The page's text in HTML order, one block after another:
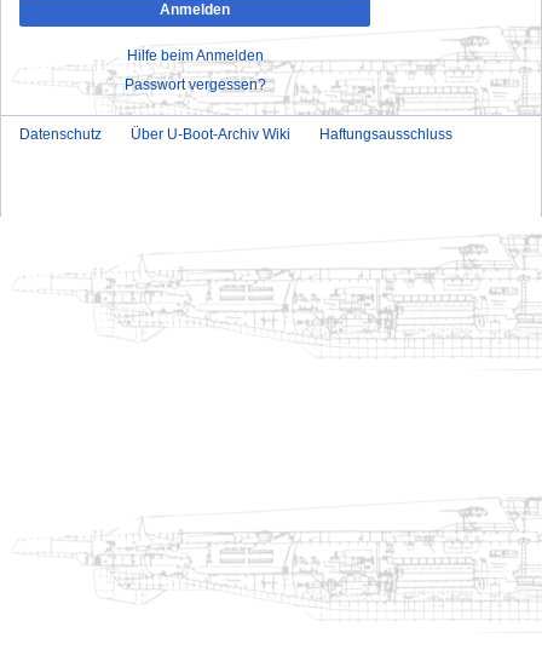
Anmelden
Hilfe beim Anmelden
Passwort vergessen?
Datenschutz Über U-Boot-Archiv Wiki Haftungsausschluss